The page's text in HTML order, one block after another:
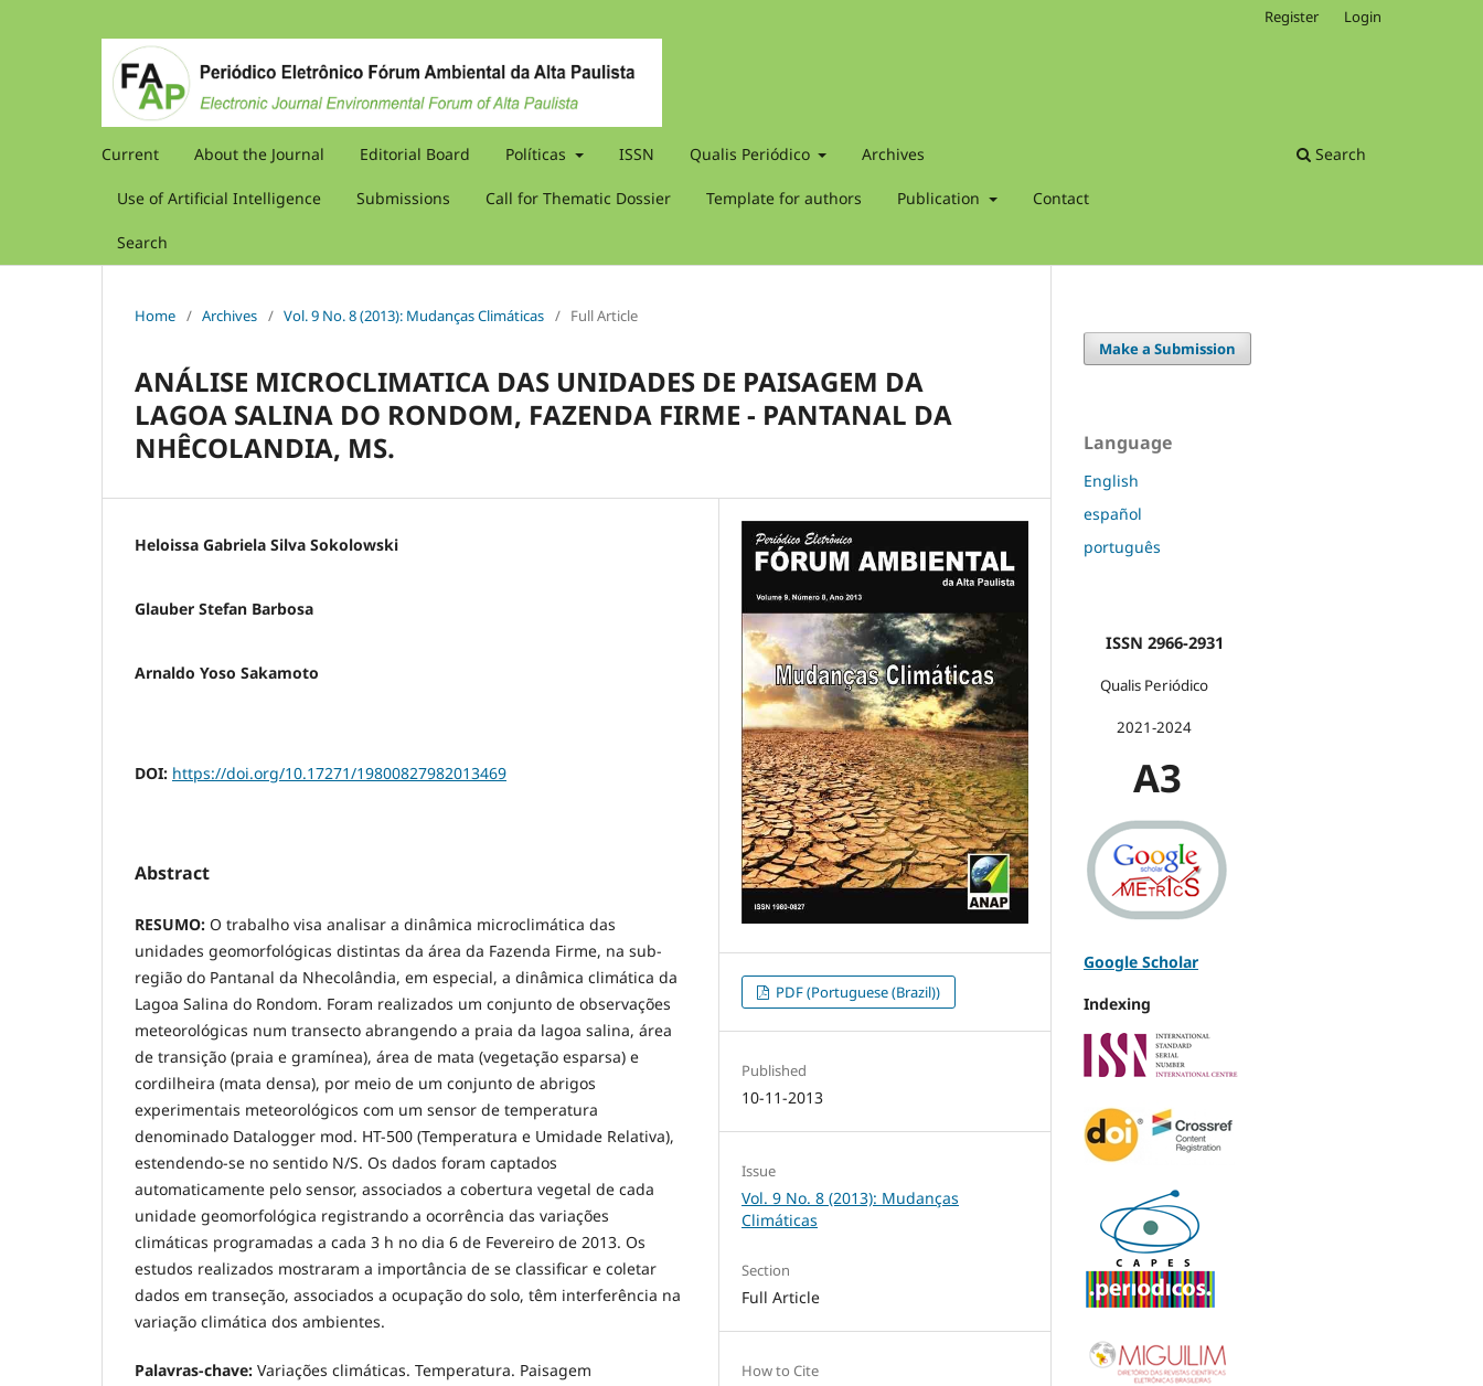
Current About the Journal Editorial Board Políticas ISSN Qualis Periódico Archives
Use of Artificial Intelligence Submissions Call for Thematic Dossier Template for authors Publication Contact
Search
Search
Register Login
Home / Archives / Vol. 9 No. 8 (2013): Mudanças Climáticas / Full Article
ANÁLISE MICROCLIMATICA DAS UNIDADES DE PAISAGEM DA
LAGOA SALINA DO RONDOM, FAZENDA FIRME - PANTANAL DA
NHÊCOLANDIA, MS.
Heloissa Gabriela Silva Sokolowski
Glauber Stefan Barbosa
Arnaldo Yoso Sakamoto
DOI: https://doi.org/10.17271/19800827982013469
Abstract
RESUMO: O trabalho visa analisar a dinâmica microclimática das
unidades geomorfológicas distintas da área da Fazenda Firme, na sub-
região do Pantanal da Nhecolândia, em especial, a dinâmica climática da
Lagoa Salina do Rondom. Foram realizados um conjunto de observações
meteorológicas num transecto abrangendo a praia da lagoa salina, área
de transição (praia e gramínea), área de mata (vegetação esparsa) e
cordilheira (mata densa), por meio de um conjunto de abrigos
experimentais meteorológicos com um sensor de temperatura
denominado Datalogger mod. HT-500 (Temperatura e Umidade Relativa),
estendendo-se no sentido N/S. Os dados foram captados
automaticamente pelo sensor, associados a cobertura vegetal de cada
unidade geomorfológica registrando a ocorrência das variações
climáticas programadas a cada 3 h no dia 6 de Fevereiro de 2013. Os
estudos realizados mostraram a importância de se classificar e coletar
dados em transeção, associados a ocupação do solo, têm interferência na
variação climática dos ambientes.
Palavras-chave: Variações climáticas. Temperatura. Paisagem
PDF (Portuguese (Brazil))
Published
10-11-2013
Issue
Vol. 9 No. 8 (2013): Mudanças
Climáticas
Section
Full Article
How to Cite
Make a Submission
Language
English
español
português
ISSN 2966-2931
Qualis Periódico
2021-2024
A3
Google Scholar
Indexing